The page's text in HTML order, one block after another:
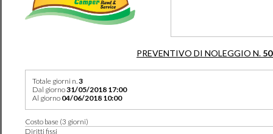
PREVENTIVO DI NOLEGGIO N.
Totale giorni n.3
Dal giorno31/05/2018 17:00
Al giorno 04/06/2018 10:00
Costo base (3 giorni)
Diritti fissi